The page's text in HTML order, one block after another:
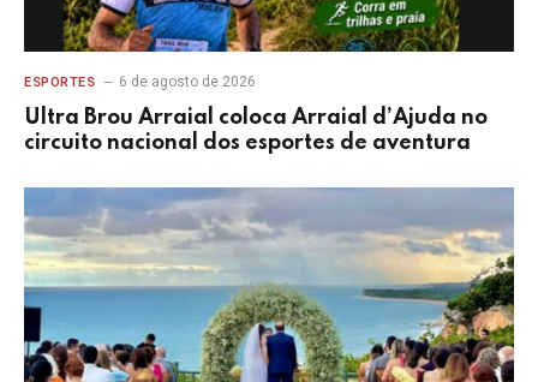
ESPORTES 6 de agosto de 2026
Ultra Brou Arraial coloca Arraial d’Ajuda no
circuito nacional dos esportes de aventura